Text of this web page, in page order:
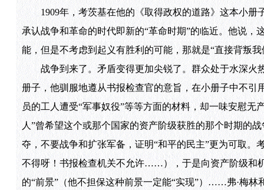
1909年，考茨基在他的《取得政权的道路》这本小册
承认战争和革命的时代即新的“革命时期”的临近。他说
能，但是不考虑到起义有胜利的可能，那就是“直接背叛我
战争到来了。矛盾变得更加尖锐了。群众处于水深火
册子，他驯服地遵从书报检查官的意旨，在小册子中不
员的工人遭受“军事奴役”等等方面的材料，却一味安慰
人”曾希望这个或那个国家的资产阶级获胜的那个时期的
夺，不要战争和扩张军备，证明“和平的民主”更为可取
不得呀！书报检查机关不允许……），于是向资产阶级和
的“前景”（他不担保这种前景一定能“实现”）……弗·梅林